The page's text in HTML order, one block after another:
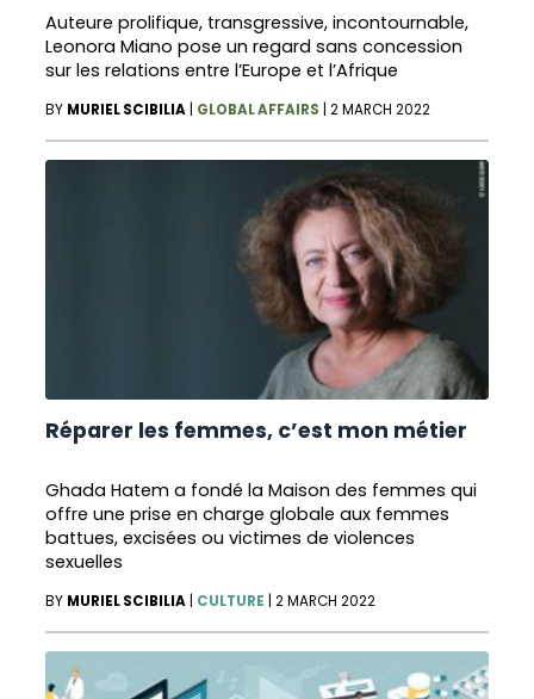
Auteure prolifique, transgressive, incontournable,
Leonora Miano pose un regard sans concession
sur les relations entre l’Europe et l’Afrique
BY MURIEL SCIBILIA GLOBAL AFFAIRS |2 MARCH 2022
Réparer les femmes, c’est mon métier
Ghada Hatem a fondé la Maison des femmes qui
offre une prise en charge globale aux femmes
battues, excisées ou victimes de violences
sexuelles
BY MURIEL SCIBILIA CULTURE |2 MARCH 2022